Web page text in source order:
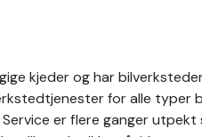
kjeder og har
for alle typer
er flere ganger utpekt